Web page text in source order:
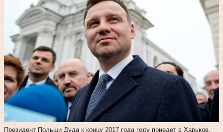
Президент Польши Дуда к концу 2017 года году приедет в Харьков.